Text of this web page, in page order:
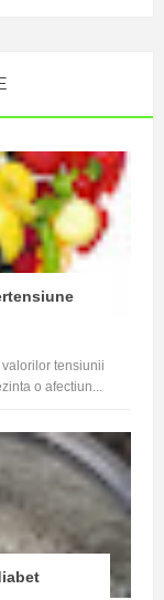
tensiunii
o afectiun...